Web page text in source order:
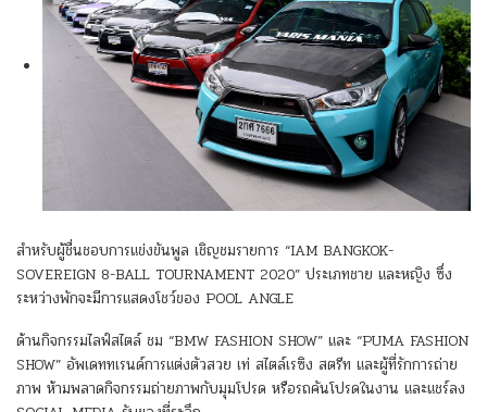
สำหรับผู้ชื่นชอบการแข่งขันพูล เชิญชมรายการ “IAM BANGKOK-
SOVEREIGN 8-BALL TOURNAMENT 2020” ประเภทชาย และหญิง ซึ่ง
ระหว่างพักจะมีการแสดงโชว์ของ POOL ANGLE
ด้านกิจกรรมไลฟ์สไตล์ ชม “BMW FASHION SHOW” และ “PUMA FASHION
SHOW” อัพเดททเรนด์การแต่งตัวสวย เท่ สไตล์เรซิง สตรีท และผู้ที่รักการถ่าย
ภาพ ห้ามพลาดกิจกรรมถ่ายภาพกับมุมโปรด หรือรถคันโปรดในงาน และแชร์ลง